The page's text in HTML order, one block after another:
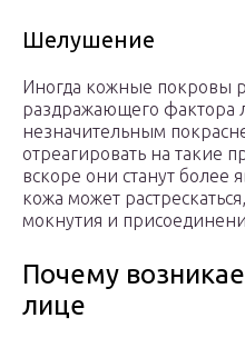
Шелушение
Иногда кожные покровы
раздражающего
незначительным
отреагировать на такие
вскоре они станут более
кожа может
мокнутия и
Почему
лице